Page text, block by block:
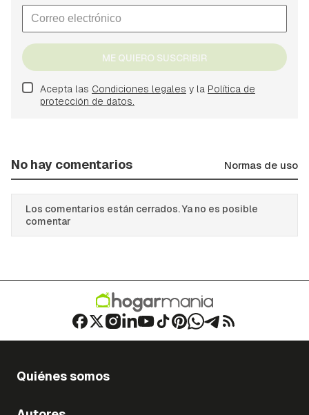
ME QUIERO SUSCRIBIR
Acepta las Condiciones legales y la Política de
protección de datos.
No hay comentarios Normas de uso
Los comentarios están cerrados. Ya no es posible
comentar
Quiénes somos